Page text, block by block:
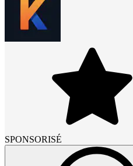
SPONSORISÉ